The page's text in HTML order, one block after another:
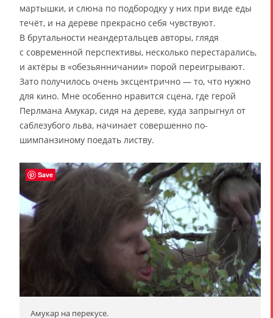
мартышки, и слюна по подбородку у них при виде еды
течёт, и на дереве прекрасно себя чувствуют.
В брутальности неандертальцев авторы, глядя
с современной перспективы, несколько перестарались,
и актёры в «обезьянничании» порой переигрывают.
Зато получилось очень эксцентрично — то, что нужно
для кино. Мне особенно нравится сцена, где герой
Перлмана Амукар, сидя на дереве, куда запрыгнул от
саблезубого льва, начинает совершенно по-
шимпанзиному поедать листву.
Амукар на перекусе.
Save